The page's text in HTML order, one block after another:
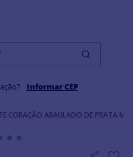
Informar CEP
CORAÇÃO ABAULADO DE PRATA